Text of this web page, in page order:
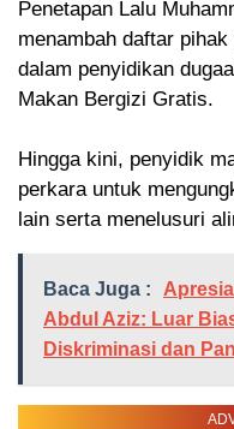
‎Penetapan Lalu
menambah daftar
dalam penyidikan
Makan Bergizi Gratis.
‎Hingga kini, penyidik
perkara untuk
lain serta menelusuri
Baca Juga :
Abdul Aziz: Luar
Diskriminasi dan